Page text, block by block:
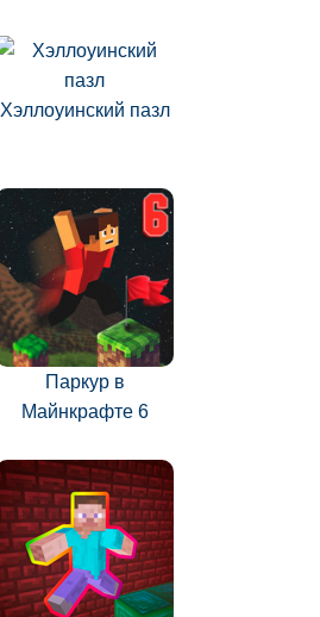
Хэллоуинский пазл
Паркур в
Майнкрафте 6